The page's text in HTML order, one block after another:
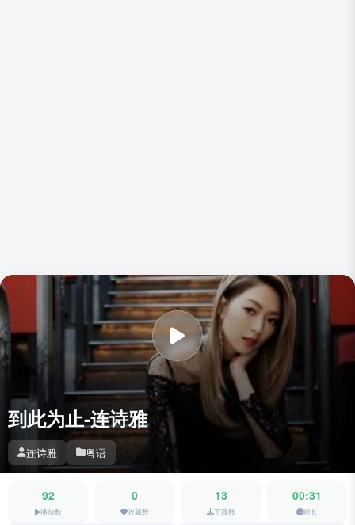
到此为止-连诗雅
连诗雅 粤语
92
播放数
0
收藏数
13
下载数
00:31
时长